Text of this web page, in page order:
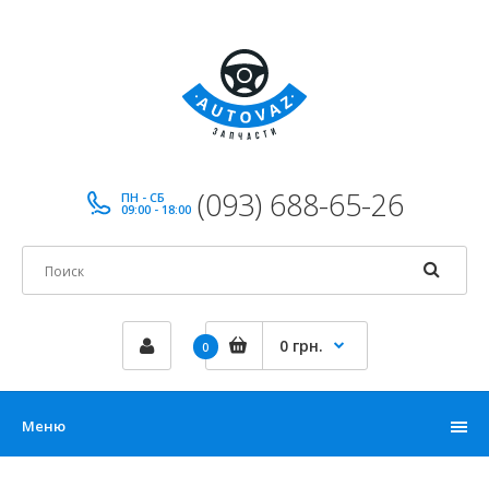
ПН - СБ
09:00 - 18:00 (093) 688-65-26
0 0 грн.
Меню